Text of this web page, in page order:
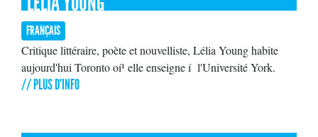
FRANÇAIS
Critique littéraire, poète et nouvelliste, Lélia Young habite
aujourd'hui Toronto oí¹ elle enseigne í l'Université York.
// PLUS D'INFO